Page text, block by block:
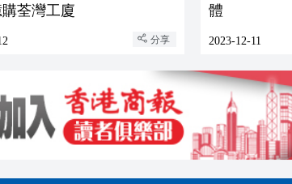
荃灣工廈
分享
體
2023-12-11